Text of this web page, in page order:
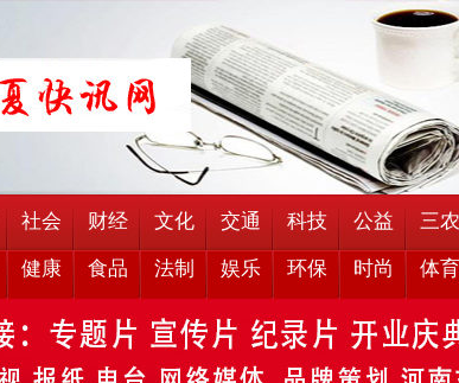
社会 财经 文化 交通 科技 公益 三农
健康 食品 法制 娱乐 环保 时尚 体育